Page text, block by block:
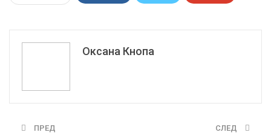
Эл. адрес
Оксана Кнопа
ПРЕД СЛЕД